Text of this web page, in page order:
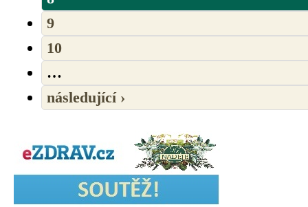
9
10
…
následující ›